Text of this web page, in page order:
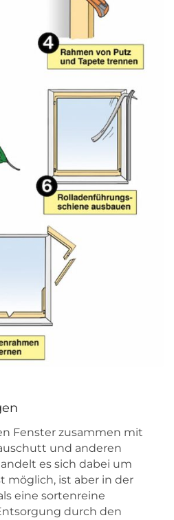
Fenster zusammen mit
und anderen
es sich dabei um
möglich, ist aber in der
eine sortenreine
durch den